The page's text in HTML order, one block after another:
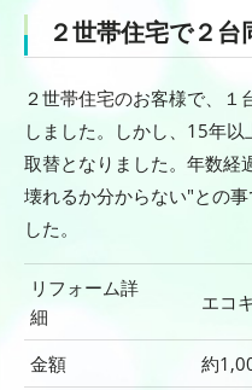
２世帯住宅で２台
２世帯住宅のお客様で、１
しました。しかし、15年
取替となりました。年数経
壊れるか分からない"との
した。
リフォーム詳
細
エ
金額
約